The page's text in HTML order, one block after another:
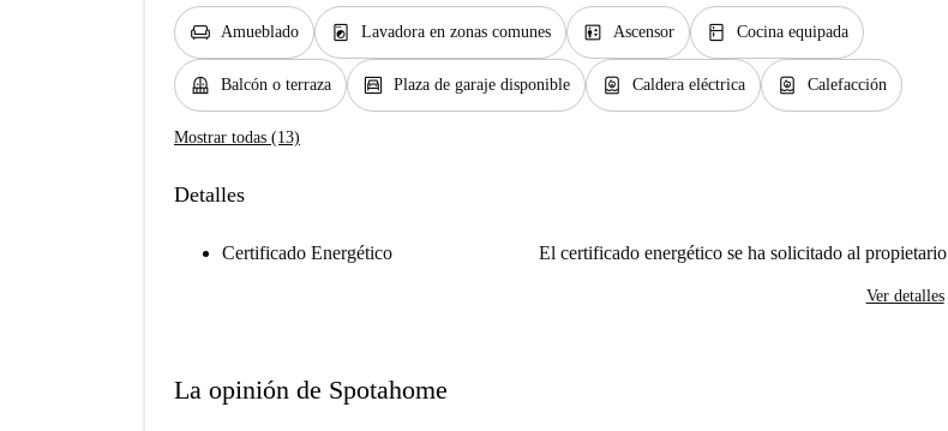
chair Amueblado local_laundry_service Lavadora en zonas comunes elevator Ascensor kitchen Cocina equipada
balcony Balcón o terraza garage Plaza de garaje disponible water_heater Caldera eléctrica water_heater Calefacción
Mostrar todas (13)
Detalles
Certificado Energético El certificado energético se ha solicitado al propietario
Ver detalles
La opinión de Spotahome